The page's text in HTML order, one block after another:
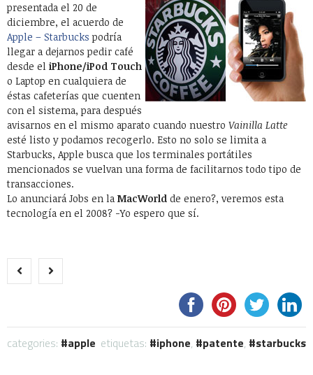
presentada el 20 de
diciembre, el acuerdo de
Apple – Starbucks podría
llegar a dejarnos pedir café
desde el iPhone/iPod Touch
o Laptop en cualquiera de
éstas cafeterías que cuenten
con el sistema, para después
avisarnos en el mismo aparato cuando nuestro Vainilla Latte
esté listo y podamos recogerlo. Esto no solo se limita a
Starbucks, Apple busca que los terminales portátiles
mencionados se vuelvan una forma de facilitarnos todo tipo de
transacciones.
Lo anunciará Jobs en la MacWorld de enero?, veremos esta
tecnología en el 2008? -Yo espero que sí.
categories: apple etiquetas: iphone, patente, starbucks